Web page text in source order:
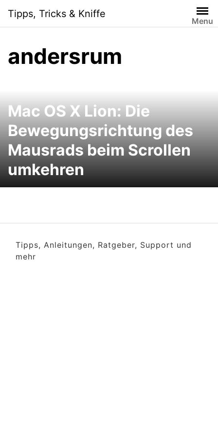
content
Tipps, Tricks & Kniffe
Menu
andersrum
Mac OS X Lion: Die
Bewegungsrichtung des
Mausrads beim Scrollen
umkehren
Tipps, Anleitungen, Ratgeber, Support und
mehr